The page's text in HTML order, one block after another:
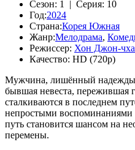
Сезон: 1 | Серия: 10
Год:2024
Страна:Корея Южная
Жанр:Мелодрама,
Режиссер: Хон Джон-
Качество: HD (720p)
Мужчина, лишённый надежды
бывшая невеста, пережившая
сталкиваются в последнем
непростыми
путь становится шансом на
перемены.